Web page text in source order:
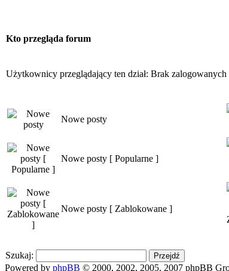
Kto przegląda forum
Użytkownicy przeglądający ten dział: Brak
Nowe posty
Nowe posty [ Popularne ]
Nowe posty [ Zablokowane ]
Szukaj:
Powered by phpBB © 2000, 2002, 2005, 2007 phpBB